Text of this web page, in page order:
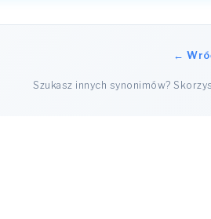
←
Szukasz innych synonimów?